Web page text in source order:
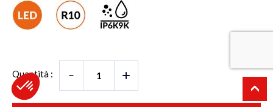
Quantità :